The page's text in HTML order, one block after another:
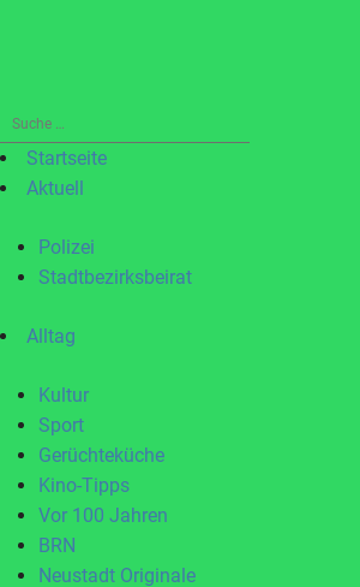
Suche
nach:Startseite
Aktuell
Polizei
Stadtbezirksbeirat
Alltag
Kultur
Sport
Gerüchteküche
Kino-Tipps
Vor 100 Jahren
BRN
Neustadt Originale